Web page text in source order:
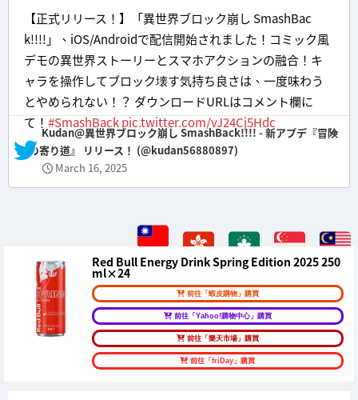
【正式リリース！】「異世界ブロック崩し SmashBac
k!!!!」、iOS/Androidで配信開始されました！コミック風
デモの異世界ストーリーとスマホアクションの融合！キ
ャラを操作してブロック壊す気持ち良さは、一度味わう
とやめられない！？ ダウンロードURLはコメント欄に
て！ #SmashBackpic.twitter.com/vJ24Cj5Hdc
— Kudan@異世界ブロック崩し SmashBack!!!! - 新アプデ『冒険
の寄り道』 リリース！ (@kudan56880897)
March 16, 2025
Red Bull Energy Drink Spring Edition 2025 250
ml×24
前往「蝦皮購物」購買
前往「Yahoo!購物中心」購買
前往「樂天市場」購買
前往「friDay」購買